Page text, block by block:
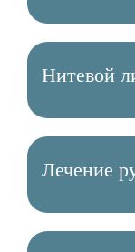
Нитевой
Лечение